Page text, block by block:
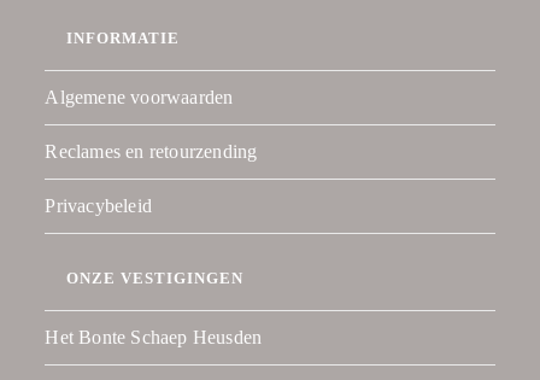
INFORMATIE
Algemene voorwaarden
Reclames en retourzending
Privacybeleid
ONZE VESTIGINGEN
Het Bonte Schaep Heusden